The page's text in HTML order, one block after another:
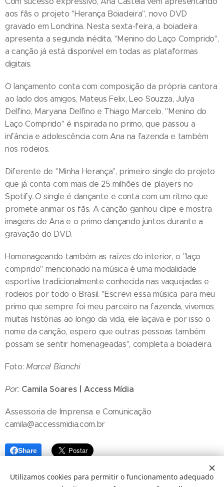
aos fãs o projeto "Herança Boiadeira", novo DVD
gravado em Londrina. Nesta sexta-feira, a boiadeira
apresenta a segunda inédita, "Menino do Laço Comprido",
a canção já está disponível em todas as plataformas
digitais.
O lançamento conta com composição da própria cantora
ao lado dos amigos, Mateus Felix, Leo Souzza, Julya
Delfino, Maryana Delfino e Thiago Marcelo. "Menino do
Laço Comprido" é inspirada no primo, que passou a
infância e adolescência com Ana na fazenda e também
nos rodeios.
Diferente de "Minha Herança", primeiro single do projeto
que já conta com mais de 25 milhões de players no
Spotify. O single é dançante e conta com um ritmo que
promete animar os fãs. A canção ganhou clipe e mostra
imagens de Ana e o primo dançando juntos durante a
gravação do DVD.
Homenageando também as raízes do interior, o "laço
comprido" mencionado na música é uma modalidade
esportiva tradicionalmente conhecida nas vaquejadas e
rodeios por todo o Brasil. "Escrevi essa música para meu
primo que sempre foi meu parceiro na fazenda, vivemos
muitas histórias ao longo da vida, ele laçava e por isso o
nome da canção, espero que outras pessoas também
possam se sentir homenageadas", completa a boiadeira.
Foto:Marcel Bianchi
Por: Camila Soares | Access Mídia
Assessoria de Imprensa e Comunicação
camila@accessmidia.com.br
Share
Utilizamos cookies para permitir o funcionamento adequado